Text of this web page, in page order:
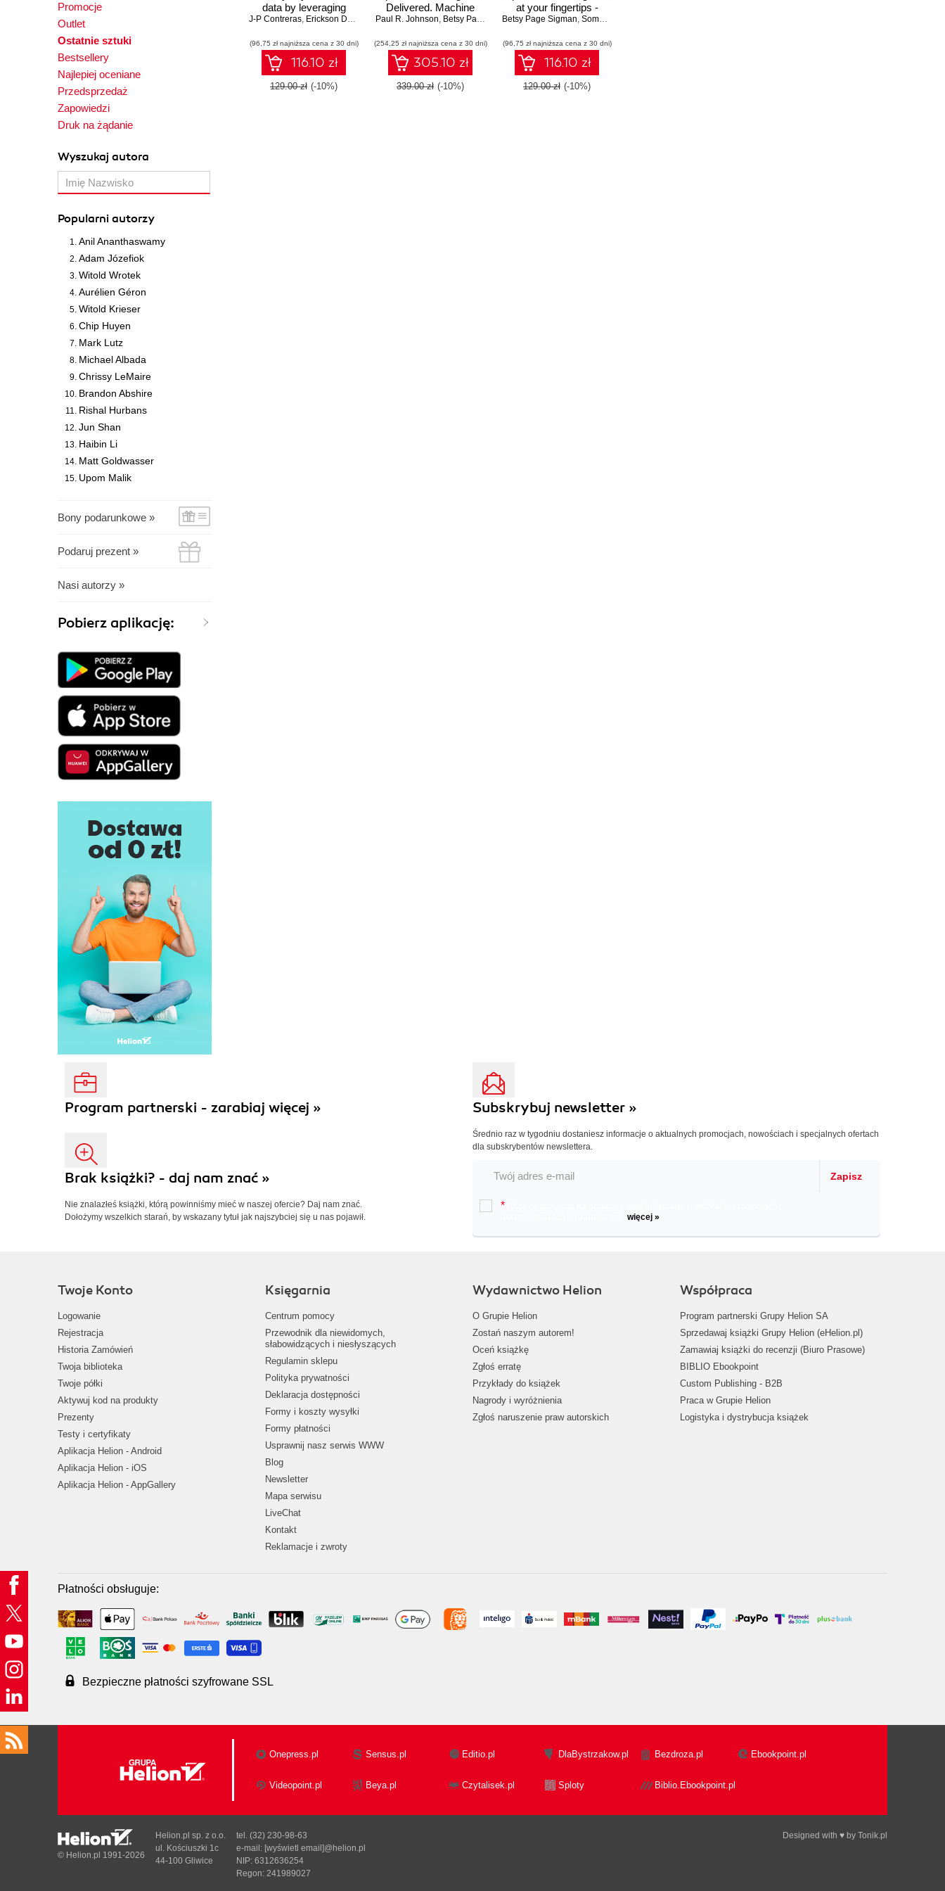
Promocje
Outlet
Ostatnie sztuki
Bestsellery
Najlepiej oceniane
Przedsprzedaż
Zapowiedzi
Druk na żądanie
Wyszukaj autora
Popularni autorzy
Anil Ananthaswamy
Adam Józefiok
Witold Wrotek
Aurélien Géron
Witold Krieser
Chip Huyen
Mark Lutz
Michael Albada
Chrissy LeMaire
Brandon Abshire
Rishal Hurbans
Jun Shan
Haibin Li
Matt Goldwasser
Upom Malik
Bony podarunkowe »
Podaruj prezent »
Nasi autorzy »
Pobierz aplikację:
data by leveraging
datasets, building
powerful insights - Third
Edition
J-P Contreras, Erickson Delgado ,Betsy Page Sigman
(96,75 zł najniższa cena z 30 dni)
116.10 zł
129.00 zł (-10%)
Delivered. Machine
data made accessible
Paul R. Johnson, Betsy Page Sigman ,Derek Mock,Ashish Kumar Tulsiram Yadav
(254,25 zł najniższa cena z 30 dni)
305.10 zł
339.00 zł (-10%)
at your fingertips -
Second Edition
Betsy Page Sigman, Somesh Soni
(96,75 zł najniższa cena z 30 dni)
116.10 zł
129.00 zł (-10%)
Program partnerski - zarabiaj więcej »
Brak książki? - daj nam znać »
Nie znalazłeś książki, którą powinniśmy mieć w naszej ofercie? Daj nam znać.
Dołożymy wszelkich starań, by wskazany tytuł jak najszybciej się u nas pojawił.
Subskrybuj newsletter »
Średnio raz w tygodniu dostaniesz informacje o aktualnych promocjach, nowościach i specjalnych ofertach
dla subskrybentów newslettera.
Zapisz
*
więcej »
Twoje Konto
Logowanie
Rejestracja
Historia Zamówień
Twoja biblioteka
Twoje półki
Aktywuj kod na produkty
Prezenty
Testy i certyfikaty
Aplikacja Helion - Android
Aplikacja Helion - iOS
Aplikacja Helion - AppGallery
Księgarnia
Centrum pomocy
Przewodnik dla niewidomych,
słabowidzących i niesłyszących
Regulamin sklepu
Polityka prywatności
Deklaracja dostępności
Formy i koszty wysyłki
Formy płatności
Usprawnij nasz serwis WWW
Blog
Newsletter
Mapa serwisu
LiveChat
Kontakt
Reklamacje i zwroty
Wydawnictwo Helion
O Grupie Helion
Zostań naszym autorem!
Oceń książkę
Zgłoś erratę
Przykłady do książek
Nagrody i wyróżnienia
Zgłoś naruszenie praw autorskich
Współpraca
Program partnerski Grupy Helion SA
Sprzedawaj książki Grupy Helion (eHelion.pl)
Zamawiaj książki do recenzji (Biuro Prasowe)
BIBLIO Ebookpoint
Custom Publishing - B2B
Praca w Grupie Helion
Logistyka i dystrybucja książek
Płatności obsługuje:
Bezpieczne płatności szyfrowane SSL
Onepress.pl Sensus.pl Editio.pl DlaBystrzakow.pl Bezdroza.pl Ebookpoint.pl
Videopoint.pl Beya.pl Czytalisek.pl Sploty Biblio.Ebookpoint.pl
Designed with ♥ by Tonik.pl
© Helion.pl 1991-2026
Helion.pl sp. z o.o.
ul. Kościuszki 1c
44-100 Gliwice
tel. (32) 230-98-63
e-mail: [wyświetl email]@helion.pl
NIP: 6312636254
Regon: 241989027